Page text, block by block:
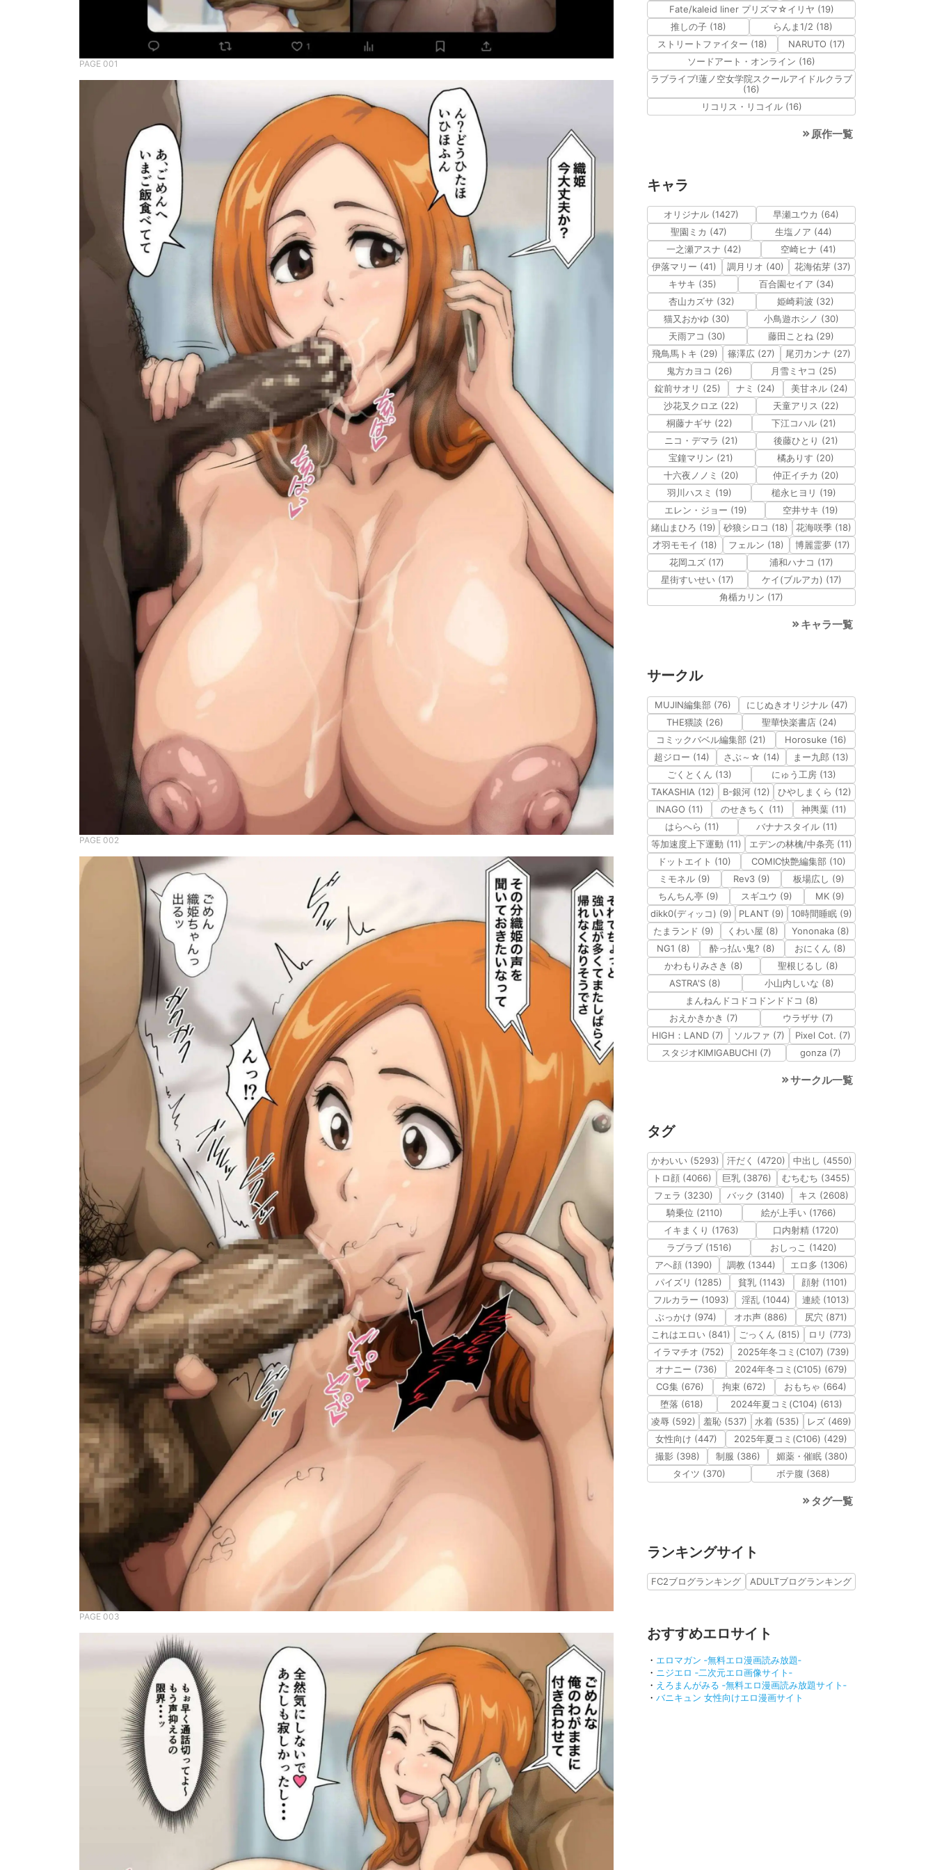
PAGE 001
PAGE 002
PAGE 003
Fate/kaleid liner プリズマ☆イリヤ (19)
推しの子 (18)
らんま1/2 (18)
ストリートファイター (18)
NARUTO (17)
ソードアート・オンライン (16)
ラブライブ!蓮ノ空女学院スクールアイドルクラブ
(16)
リコリス・リコイル (16)
原作一覧
キャラ
オリジナル (1427)
早瀬ユウカ (64)
聖園ミカ (47)
生塩ノア (44)
一之瀬アスナ (42)
空崎ヒナ (41)
伊落マリー (41)
調月リオ (40)
花海佑芽 (37)
キサキ (35)
百合園セイア (34)
杏山カズサ (32)
姫崎莉波 (32)
猫又おかゆ (30)
小鳥遊ホシノ (30)
天雨アコ (30)
藤田ことね (29)
飛鳥馬トキ (29)
篠澤広 (27)
尾刃カンナ (27)
鬼方カヨコ (26)
月雪ミヤコ (25)
錠前サオリ (25)
ナミ (24)
美甘ネル (24)
沙花叉クロヱ (22)
天童アリス (22)
桐藤ナギサ (22)
下江コハル (21)
ニコ・デマラ (21)
後藤ひとり (21)
宝鐘マリン (21)
橘ありす (20)
十六夜ノノミ (20)
仲正イチカ (20)
羽川ハスミ (19)
槌永ヒヨリ (19)
エレン・ジョー (19)
空井サキ (19)
緒山まひろ (19)
砂狼シロコ (18)
花海咲季 (18)
才羽モモイ (18)
フェルン (18)
博麗霊夢 (17)
花岡ユズ (17)
浦和ハナコ (17)
星街すいせい (17)
ケイ(ブルアカ) (17)
角楯カリン (17)
キャラ一覧
サークル
MUJIN編集部 (76)
にじぬきオリジナル (47)
THE猥談 (26)
聖華快楽書店 (24)
コミックバベル編集部 (21)
Horosuke (16)
超ジロー (14)
さぶ～☆ (14)
まー九郎 (13)
ごくとくん (13)
にゅう工房 (13)
TAKASHIA (12)
B-銀河 (12)
ひやしまくら (12)
INAGO (11)
のせきちく (11)
神輿葉 (11)
はらへら (11)
バナナスタイル (11)
等加速度上下運動 (11)
エデンの林檎/中条亮 (11)
ドットエイト (10)
COMIC快艶編集部 (10)
ミモネル (9)
Rev3 (9)
板場広し (9)
ちんちん亭 (9)
スギユウ (9)
MK (9)
dikk0(ディッコ) (9)
PLANT (9)
10時間睡眠 (9)
たまランド (9)
くわい屋 (8)
Yononaka (8)
NG1 (8)
酔っ払い鬼? (8)
おにくん (8)
かわもりみさき (8)
聖根じるし (8)
ASTRA'S (8)
小山内しいな (8)
まんねんドコドコドンドドコ (8)
おえかきかき (7)
ウラザサ (7)
HIGH：LAND (7)
ソルファ (7)
Pixel Cot. (7)
スタジオKIMIGABUCHI (7)
gonza (7)
サークル一覧
タグ
かわいい (5293) 汗だく (4720)
中出し (4550)
トロ顔 (4066)
巨乳 (3876)
むちむち (3455)
フェラ (3230)
バック (3140)
キス (2608)
騎乗位 (2110)
絵が上手い (1766)
イキまくり (1763)
口内射精 (1720)
ラブラブ (1516)
おしっこ (1420)
アヘ顔 (1390)
調教 (1344)
エロ多 (1306)
パイズリ (1285)
貧乳 (1143)
顔射 (1101)
フルカラー (1093)
淫乱 (1044)
連続 (1013)
ぶっかけ (974)
オホ声 (886)
尻穴 (871)
これはエロい (841)
ごっくん (815)
ロリ (773)
イラマチオ (752)
2025年冬コミ(C107) (739)
オナニー (736)
2024年冬コミ(C105) (679)
CG集 (676)
拘束 (672)
おもちゃ (664)
堕落 (618)
2024年夏コミ(C104) (613)
凌辱 (592)
羞恥 (537) 水着 (535)
レズ (469)
女性向け (447)
2025年夏コミ(C106) (429)
撮影 (398)
制服 (386)
媚薬・催眠 (380)
タイツ (370)
ボテ腹 (368)
タグ一覧
ランキングサイト
FC2ブログランキング ADULTブログランキング
おすすめエロサイト
・ エロマガン ‐無料エロ漫画読み放題‐
・ ニジエロ ‐二次元エロ画像サイト‐
・ えろまんがみる ‐無料エロ漫画読み放題サイト‐
・ バニキュン 女性向けエロ漫画サイト